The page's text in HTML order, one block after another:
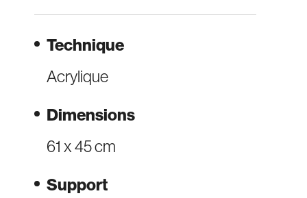
Technique
Acrylique
Dimensions
61 x 45 cm
Support